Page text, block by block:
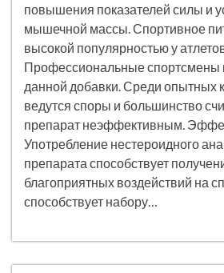
повышения показателей силы и
мышечной массы. Спортивное
высокой популярностью у
Профессиональные спортсмены
данной добавки. Среди опытных
ведутся споры и большинство
препарат неэффективным.
Употребление нестероидного
препарата способствует
благоприятных воздействий на
способствует набору…